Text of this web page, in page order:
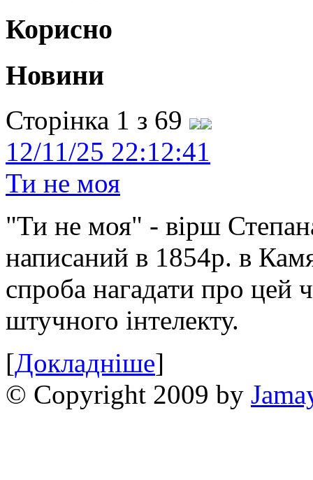
Корисно
Новини
Сторінка 1 з 69
12/11/25 22:12:41
Ти не моя
"Ти не моя" - вірш
написаний в 1854р. в
спроба нагадати про цей
штучного інтелекту.
[Докладніше]
© Copyright 2009 by